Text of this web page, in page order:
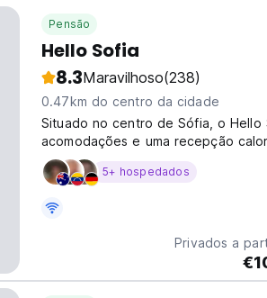
Pensão
Hello Sofia
8.3Maravilhoso(238)
0.47km do centro da cidade
Situado no centro de Sófia, o
acomodações e uma recepção
5+ hospedados
Privados a